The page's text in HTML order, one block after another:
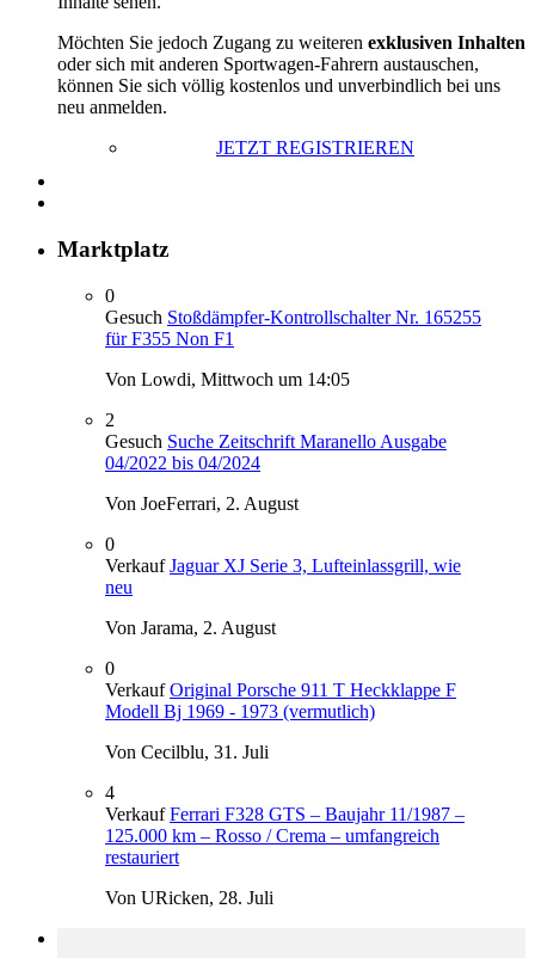
Möchten Sie jedoch Zugang zu weiteren exklusiven Inhalten
oder sich mit anderen Sportwagen-Fahrern austauschen,
können Sie sich völlig kostenlos und unverbindlich bei uns
neu anmelden.
JETZT REGISTRIEREN
Marktplatz
0
Gesuch Stoßdämpfer-Kontrollschalter Nr. 165255
für F355 Non F1
Von Lowdi, Mittwoch um 14:05
2
Gesuch Suche Zeitschrift Maranello Ausgabe
04/2022 bis 04/2024
Von JoeFerrari, 2. August
0
Verkauf Jaguar XJ Serie 3, Lufteinlassgrill, wie
neu
Von Jarama, 2. August
0
Verkauf Original Porsche 911 T Heckklappe F
Modell Bj 1969 - 1973 (vermutlich)
Von Cecilblu, 31. Juli
4
Verkauf Ferrari F328 GTS – Baujahr 11/1987 –
125.000 km – Rosso / Crema – umfangreich
restauriert
Von URicken, 28. Juli